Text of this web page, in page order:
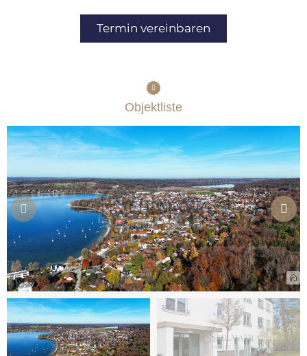
Termin vereinbaren
Objektliste